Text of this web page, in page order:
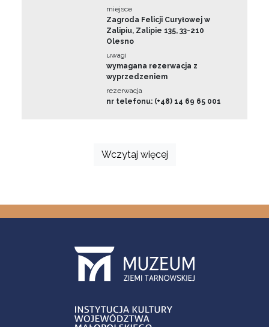
miejsce
Zagroda Felicji Curyłowej w
Zalipiu, Zalipie 135, 33-210
Olesno
uwagi
wymagana rezerwacja z
wyprzedzeniem
rezerwacja
nr telefonu: (+48) 14 69 65 001
Wczytaj więcej